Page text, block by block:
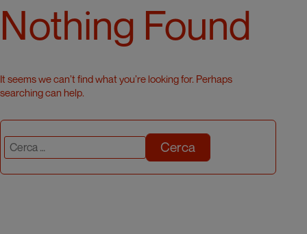
Nothing Found
It seems we can’t find what you’re looking for. Perhaps
searching can help.
Cerca: